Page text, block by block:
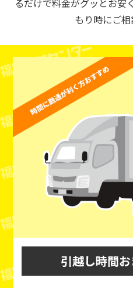
るだけで料金がグッとお安
もり時にご相
引越し時間